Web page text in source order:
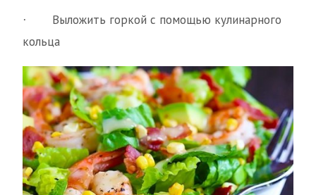
·
Выложить горкой с помощью кулинарного
кольца